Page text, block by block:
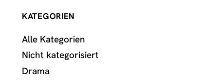
KATEGORIEN
Alle Kategorien
Nicht kategorisiert
Drama